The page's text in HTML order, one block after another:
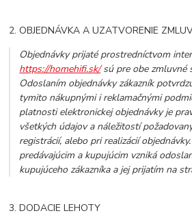
2. OBJEDNÁVKA A UZATVORENIE
Objednávky prijaté prostredníctvom
https://homehifi.sk/sú pre obe zmluvné
Odoslaním objednávky zákazník
tymito nákupnými i reklamačnými
platnosti elektronickej objednávky je
všetkých údajov a náležitostí
registrácií, alebo pri realizácií
predávajúcim a kupujúcim vzniká
kupujúceho zákazníka a jej prijatím na
3. DODACIE LEHOTY